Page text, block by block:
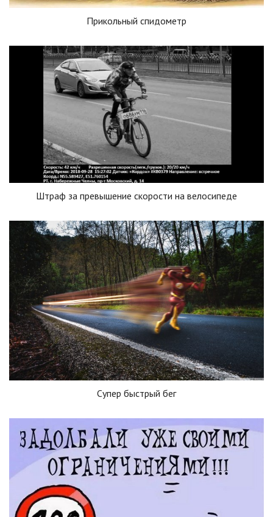
Прикольный спидометр
Штраф за превышение скорости на велосипеде
Супер быстрый бег